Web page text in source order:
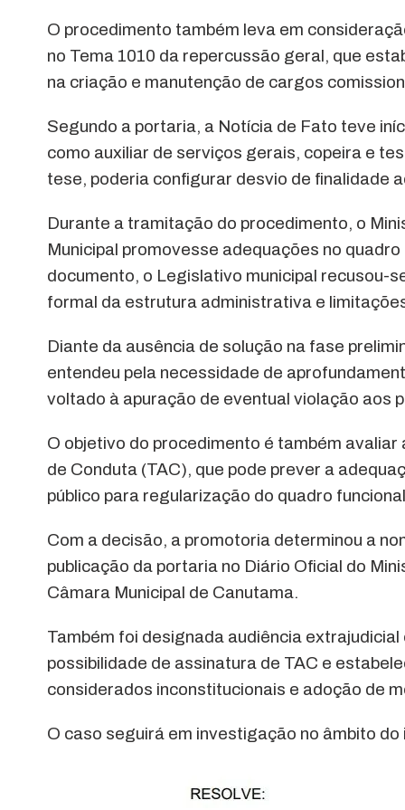
O procedimento também leva em
no Tema 1010 da repercussão geral, que
na criação e manutenção de cargos
Segundo a portaria, a Notícia de Fato teve
como auxiliar de serviços gerais, copeira e
tese, poderia configurar desvio de finalidade
Durante a tramitação do procedimento, o
Municipal promovesse adequações no
documento, o Legislativo municipal recusou-
formal da estrutura administrativa e
Diante da ausência de solução na fase
entendeu pela necessidade de
voltado à apuração de eventual violação aos
O objetivo do procedimento é também
de Conduta (TAC), que pode prever a
público para regularização do quadro
Com a decisão, a promotoria determinou a
publicação da portaria no Diário Oficial do
Câmara Municipal de Canutama.
Também foi designada audiência
possibilidade de assinatura de TAC e
considerados inconstitucionais e adoção de
O caso seguirá em investigação no âmbito